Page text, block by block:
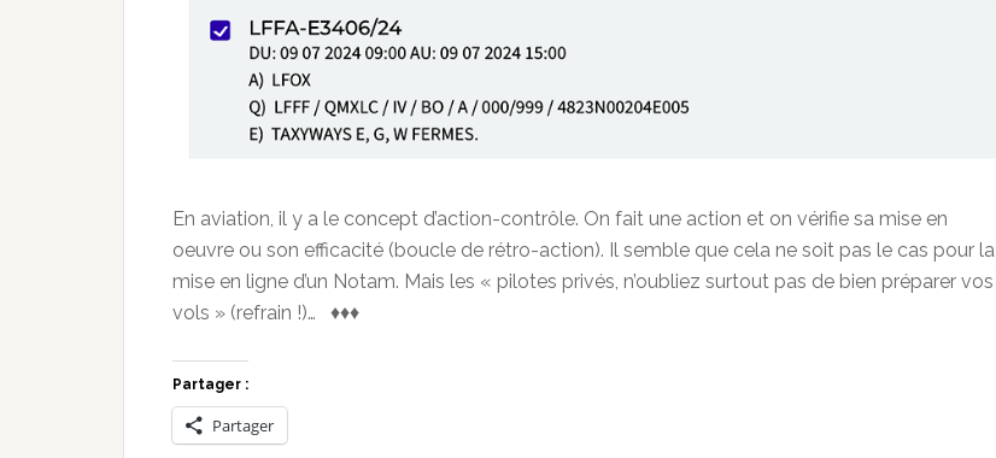
En aviation, il y a le concept d’action-contrôle. On fait une action et on vérifie sa mise en
oeuvre ou son efficacité (boucle de rétro-action). Il semble que cela ne soit pas le cas pour la
mise en ligne d’un Notam. Mais les « pilotes privés, n’oubliez surtout pas de bien préparer vos
vols » (refrain !)… ♦♦♦
Partager :
Partager